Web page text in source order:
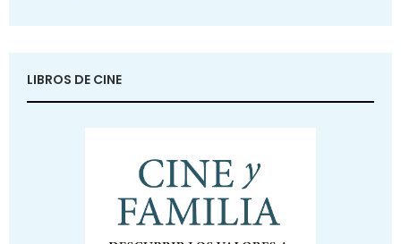
LIBROS DE CINE